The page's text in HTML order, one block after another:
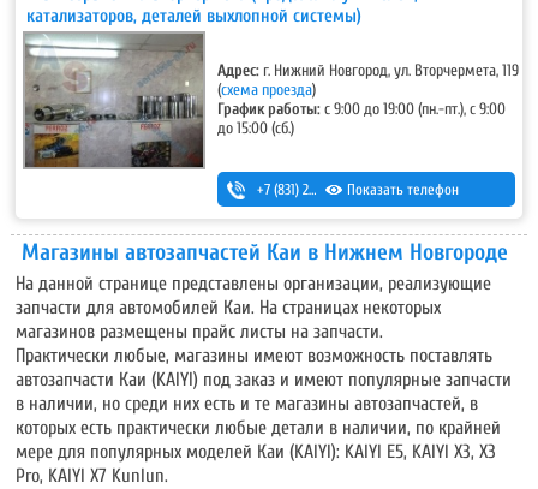
катализаторов, деталей выхлопной системы)
Адрес: г. Нижний Новгород, ул. Вторчермета, 119
(схема проезда)
График работы:с 9:00 до 19:00 (пн.-пт.), с 9:00
до 15:00 (сб.)
+7 (831) 257-73-63 ,+7 (831) 415-13-48
+7 (831) 415-25-63 (запчасти для иномарок)
Показать телефон
Магазины автозапчастей Каи в Нижнем Новгороде
На данной странице представлены организации, реализующие
запчасти для автомобилей Каи. На страницах некоторых
магазинов размещены прайс листы на запчасти.
Практически любые, магазины имеют возможность поставлять
автозапчасти Каи (KAIYI) под заказ и имеют популярные запчасти
в наличии, но среди них есть и те магазины автозапчастей, в
которых есть практически любые детали в наличии, по крайней
мере для популярных моделей Каи (KAIYI): KAIYI E5, KAIYI X3, X3
Pro, KAIYI X7 Kunlun.